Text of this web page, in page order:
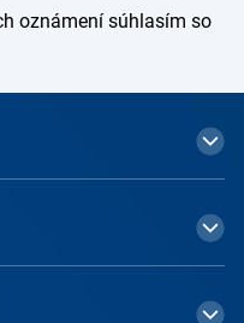
oznámení súhlasím so